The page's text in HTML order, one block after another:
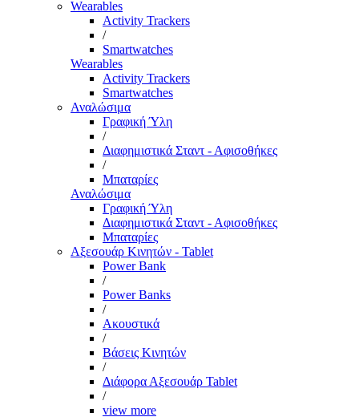
Wearables
Activity Trackers
/
Smartwatches
Wearables
Activity Trackers
Smartwatches
Αναλώσιμα
Γραφική Ύλη
/
Διαφημιστικά Σταντ - Αφισοθήκες
/
Μπαταρίες
Αναλώσιμα
Γραφική Ύλη
Διαφημιστικά Σταντ - Αφισοθήκες
Μπαταρίες
Αξεσουάρ Κινητών - Tablet
Power Bank
/
Power Banks
/
Ακουστικά
/
Βάσεις Κινητών
/
Διάφορα Αξεσουάρ Tablet
/
view more